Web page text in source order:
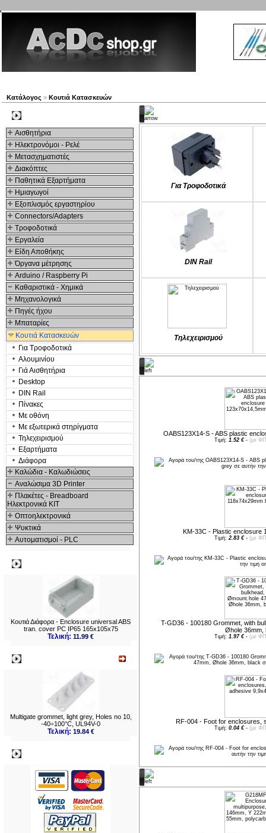
Κατάλογος » Κουτιά Κατασκευών
Αισθητήρια
Ηλεκτρονόμοι - Ρελέ
Μετασχηματιστές
Διακόπτες
Παθητικά Εξαρτήματα
Hμιαγωγοί
Εξοπλισμός εργαστηρίου
Connectors/Adapters
Τροφοδοτικά
Εργαλεία
Είδη Αποθήκης
Όργανα μέτρησης
Arduino / Raspberry Pi
Καθαριστικά - Χημικά
Μηχανολογικά
Πηγές ήχου
Μπαταρίες
Κουτιά Κατασκευών
Για Τροφοδοτικά
Αλουμινίου
Γιά Αισθητήρια
Desktop
DIN Rail
Πίνακες
Με οθόνη
Με εξωτερικά στηρίγματα
Τηλεχειρισμού
Εξαρτήματα
Διάφορα
Καλώδια - Καλωδιώσεις
Αναλώσιμα 3D Printer
Πλακέτες - Breadboard
Ηλεκτρονικά ΚΙΤ
Οπτοηλεκτρονικά
Ψυκτικά
Αυτοματισμοί - PLC
Κουτιά Διάφορα - Enclosure universal ABS
tran. cover PC IP65 165x105x75
Τελική: 11.99 €
Multigate grommet, light grey, Holes no 10,
-40÷100°C, UL94V-0
Τελική: 19.84 €
Για Τροφοδοτικά
DIN Rail
Τηλεχειρισμού
OABS123X14-S - ABS plastic
Τιμή: 1.52 €- (με
KM-33C - Plastic enclosure
Τιμή: 2.83 €- (με
T-GD36 - 100180 Grommet, with
Øhole 36mm,
Τιμή: 1.97 €- (με
RF-004 - Foot for enclosures,
Τιμή: 0.04 €- (με